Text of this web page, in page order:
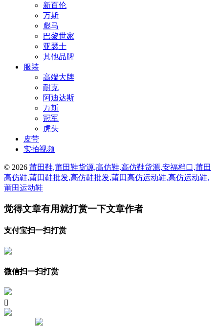
新百伦
万斯
彪马
巴黎世家
亚瑟士
其他品牌
服装
高端大牌
耐克
阿迪达斯
万斯
冠军
虎头
皮带
实拍视频
© 2026 莆田鞋,莆田鞋货源,高仿鞋,高仿鞋货源,安福档口,莆田
高仿鞋,莆田鞋批发,高仿鞋批发,莆田高仿运动鞋,高仿运动鞋,
莆田运动鞋
觉得文章有用就打赏一下文章作者
支付宝扫一扫打赏
微信扫一扫打赏
